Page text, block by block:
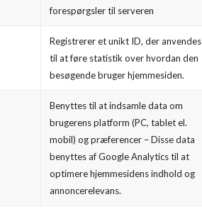
forespørgsler til serveren
Registrerer et unikt ID, der anvendes
til at føre statistik over hvordan den
besøgende bruger hjemmesiden.
Benyttes til at indsamle data om
brugerens platform (PC, tablet el.
mobil) og præferencer – Disse data
benyttes af Google Analytics til at
optimere hjemmesidens indhold og
annoncerelevans.